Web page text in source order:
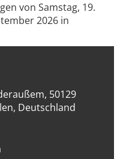
von Samstag, 19.
2026 in
50129
Deutschland